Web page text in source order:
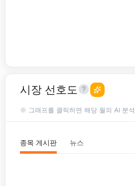
시장 선호도
※ 그래프를 클릭하면 해당 월의 AI 분
종목 게시판 뉴스